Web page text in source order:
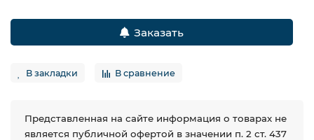
Заказать
В закладки В сравнение
Представленная на сайте информация о товарах не
является публичной офертой в значении п. 2 ст. 437